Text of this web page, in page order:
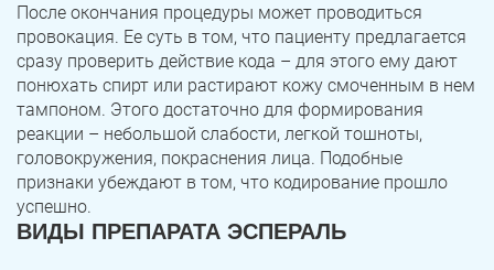
После окончания процедуры может проводиться
провокация. Ее суть в том, что пациенту предлагается
сразу проверить действие кода – для этого ему дают
понюхать спирт или растирают кожу смоченным в нем
тампоном. Этого достаточно для формирования
реакции – небольшой слабости, легкой тошноты,
головокружения, покраснения лица. Подобные
признаки убеждают в том, что кодирование прошло
успешно.
ВИДЫ ПРЕПАРАТА ЭСПЕРАЛЬ